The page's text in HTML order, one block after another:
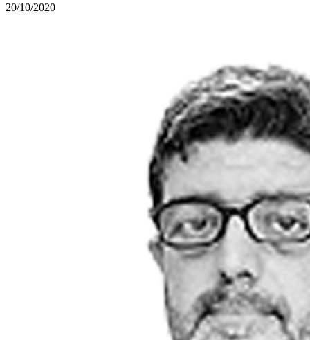
20/10/2020